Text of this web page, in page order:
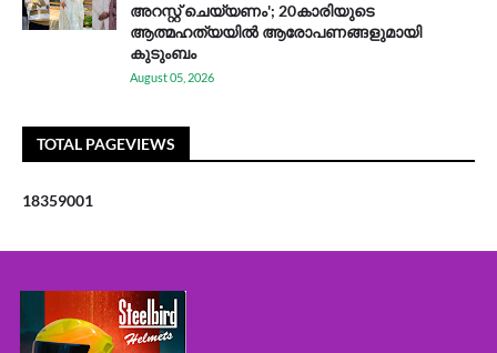
അറസ്റ്റ് ചെയ്യണം'; 20കാരിയുടെ
ആത്മഹത്യയിൽ ആരോപണങ്ങളുമായി
കുടുംബം
August 05, 2026
TOTAL PAGEVIEWS
18359001